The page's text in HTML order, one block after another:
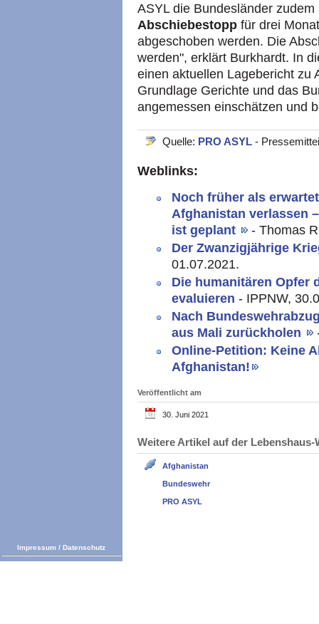
ASYL die Bundesländer
Abschiebestopp für drei
abgeschoben werden. Die
werden", erklärt Burkhardt. In
einen aktuellen Lagebericht zu
Grundlage Gerichte und das
angemessen einschätzen und
Quelle: PRO ASYL -
Weblinks:
Noch früher als
Afghanistan verlassen
ist geplant
- Thomas
Der Zwanzigjährige
01.07.2021.
Die humanitären Opfer
evaluieren - IPPNW,
Nach
aus Mali zurückholen
Online-Petition: Keine
Afghanistan!
Veröffentlicht am
30. Juni 2021
Weitere Artikel auf der
Afghanistan
Bundeswehr
PRO ASYL
Impressum / Datenschutz